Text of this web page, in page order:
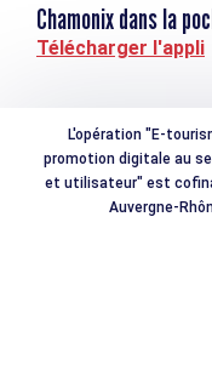
Chamonix dans la
Télécharger l'appli
L'opération "E-
promotion digitale au
et utilisateur" est
Auvergne-